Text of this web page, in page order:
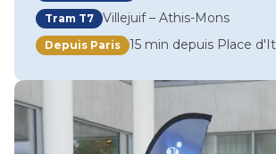
Tram T7 Villejuif – Athis-Mons
Depuis Paris 15 min depuis Place
Image